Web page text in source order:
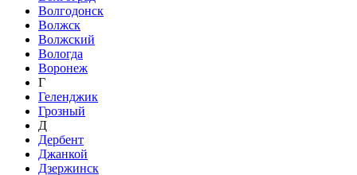
Волгодонск
Волжск
Волжский
Вологда
Воронеж
Г
Геленджик
Грозный
Д
Дербент
Джанкой
Дзержинск